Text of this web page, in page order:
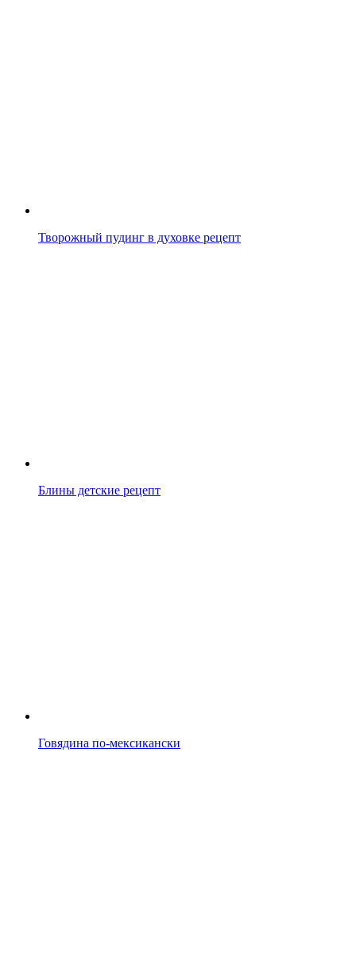
Творожный пудинг в духовке рецепт
Блины детские рецепт
Говядина по-мексикански